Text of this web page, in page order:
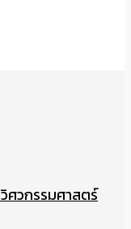
ศวกรรมศาสตร์